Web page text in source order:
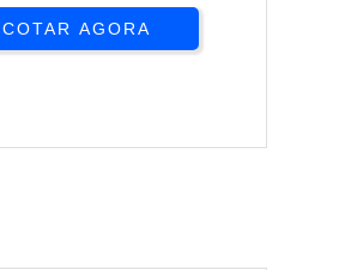
COTAR AGORA